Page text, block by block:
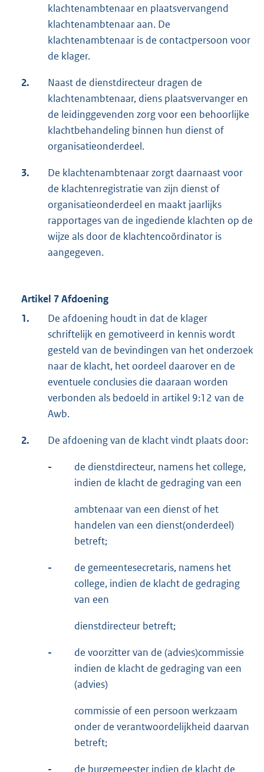
klachtenambtenaar en plaatsvervangend
klachtenambtenaar aan. De
klachtenambtenaar is de contactpersoon voor
de klager.
2.
Naast de dienstdirecteur dragen de
klachtenambtenaar, diens plaatsvervanger en
de leidinggevenden zorg voor een behoorlijke
klachtbehandeling binnen hun dienst of
organisatieonderdeel.
3.
De klachtenambtenaar zorgt daarnaast voor
de klachtenregistratie van zijn dienst of
organisatieonderdeel en maakt jaarlijks
rapportages van de ingediende klachten op de
wijze als door de klachtencoördinator is
aangegeven.
Artikel 7 Afdoening
1.
De afdoening houdt in dat de klager
schriftelijk en gemotiveerd in kennis wordt
gesteld van de bevindingen van het onderzoek
naar de klacht, het oordeel daarover en de
eventuele conclusies die daaraan worden
verbonden als bedoeld in artikel 9:12 van de
Awb.
2. De afdoening van de klacht vindt plaats door:
-
de dienstdirecteur, namens het college,
indien de klacht de gedraging van een
ambtenaar van een dienst of het
handelen van een dienst(onderdeel)
betreft;
-
de gemeentesecretaris, namens het
college, indien de klacht de gedraging
van een
dienstdirecteur betreft;
-
de voorzitter van de (advies)commissie
indien de klacht de gedraging van een
(advies)
commissie of een persoon werkzaam
onder de verantwoordelijkheid daarvan
betreft;
- de burgemeester indien de klacht de